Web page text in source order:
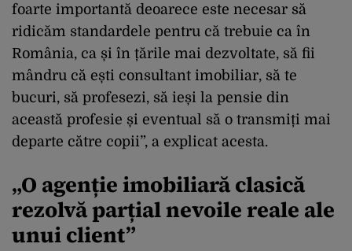
foarte importantă deoarece este necesar să
ridicăm standardele pentru că trebuie ca în
România, ca și în țările mai dezvoltate, să fii
mândru că ești consultant imobiliar, să te
bucuri, să profesezi, să ieși la pensie din
această profesie și eventual să o transmiți mai
departe către copii”, a explicat acesta.
„O agenție imobiliară clasică
rezolvă parțial nevoile reale ale
unui client”